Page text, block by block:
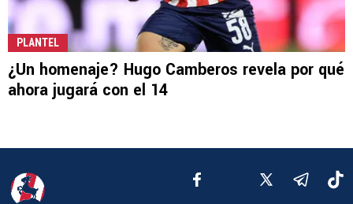
PLANTEL
¿Un homenaje? Hugo Camberos revela por qué
ahora jugará con el 14